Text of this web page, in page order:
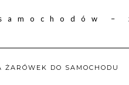
DO SAMOCHODU